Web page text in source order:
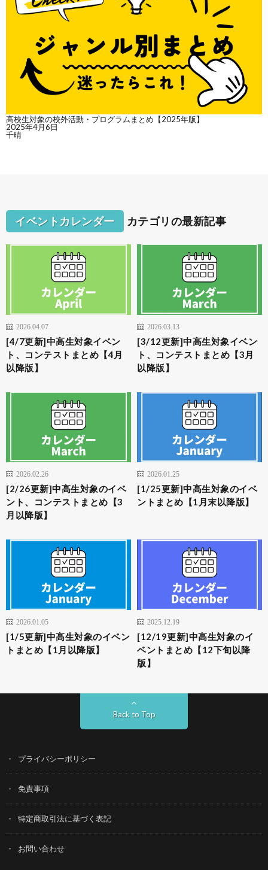
高校生対象の校外活動・プログラムまとめ【2025年版】
2025年4月6日
千晴
イベントカレンダー カテゴリの最新記事
2026.04.07
[4/7更新]中高生対象イベン
ト、コンテストまとめ【4月
以降版】
2026.03.13
[3/12更新]中高生対象イベン
ト、コンテストまとめ【3月
以降版】
2026.02.26
[2/26更新]中高生対象のイベ
ント、コンテストまとめ【3
月以降版】
2026.01.25
[1/25更新]中高生対象のイベ
ントまとめ【1月末以降版】
2026.01.05
[1/5更新]中高生対象のイベン
トまとめ【1月以降版】
2025.12.19
[12/19更新]中高生対象のイ
ベントまとめ【12下旬以降
版】
Back to Top
プライバシーポリシー
免責事項
特定商取引法に基づく表記
お問い合わせ